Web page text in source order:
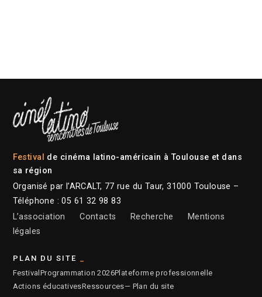
Festival de cinéma latino-américain à Toulouse et dans
sa région
Organisé par l’ARCALT, 77 rue du Taur, 31000 Toulouse –
Téléphone : 05 61 32 98 83
L’association
Contacts Recherche
Mentions
légales
PLAN DU SITE
Festival Programmation 2026Plateforme professionnelle
Actions éducativesRessources— Plan du site